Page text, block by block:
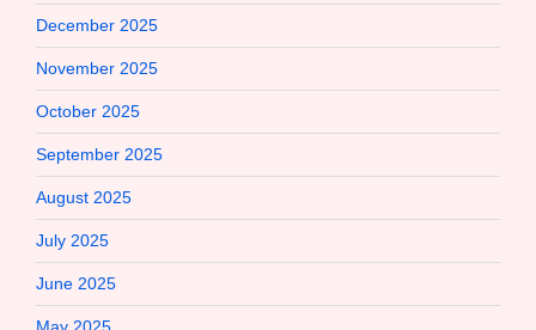
December 2025
November 2025
October 2025
September 2025
August 2025
July 2025
June 2025